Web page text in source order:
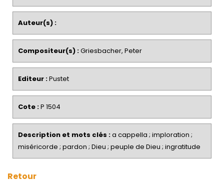
Auteur(s) :
Compositeur(s) :Griesbacher, Peter
Editeur :Pustet
Cote :P 1504
Description et mots clés :a cappella ; imploration ;
miséricorde ; pardon ; Dieu ; peuple de Dieu ; ingratitude
Retour